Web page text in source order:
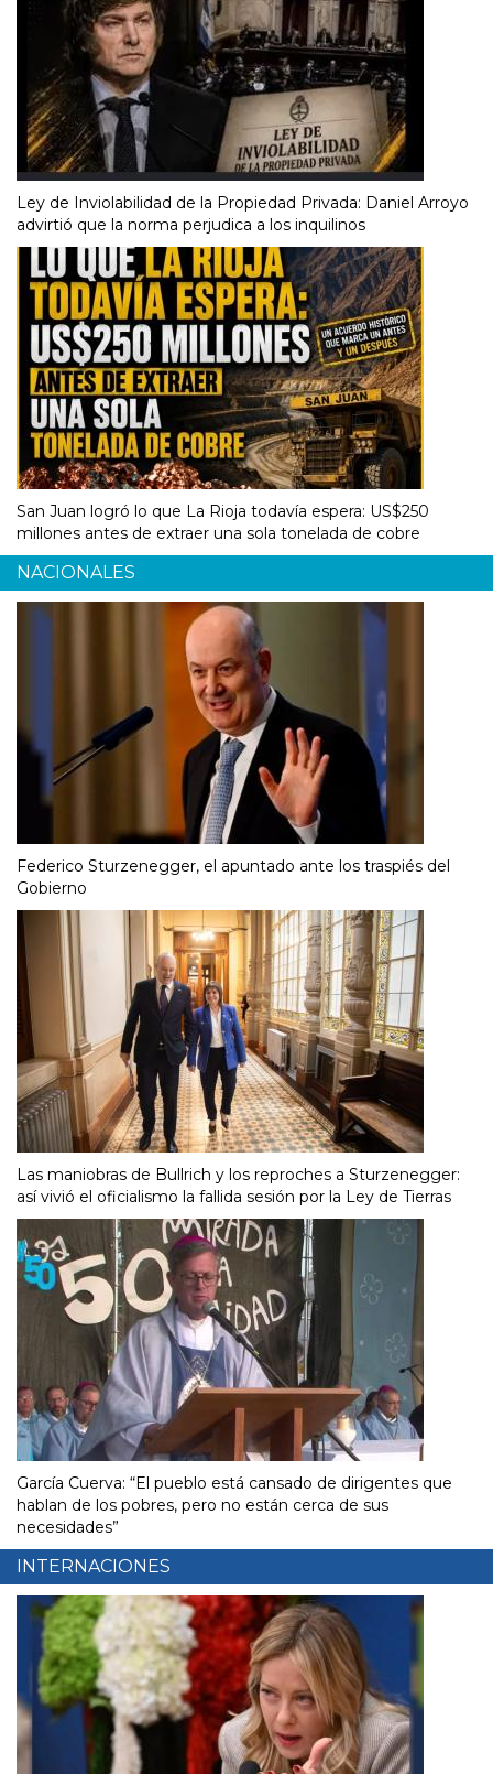
Ley de Inviolabilidad de la Propiedad Privada: Daniel Arroyo
advirtió que la norma perjudica a los inquilinos
San Juan logró lo que La Rioja todavía espera: US$250
millones antes de extraer una sola tonelada de cobre
NACIONALES
Federico Sturzenegger, el apuntado ante los traspiés del
Gobierno
Las maniobras de Bullrich y los reproches a Sturzenegger:
así vivió el oficialismo la fallida sesión por la Ley de Tierras
García Cuerva: “El pueblo está cansado de dirigentes que
hablan de los pobres, pero no están cerca de sus
necesidades”
INTERNACIONES